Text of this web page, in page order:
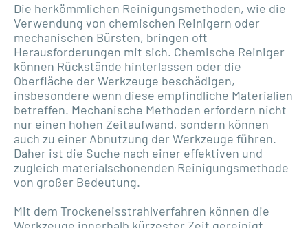
Die herkömmlichen Reinigungsmethoden, wie die
Verwendung von chemischen Reinigern oder
mechanischen Bürsten, bringen oft
Herausforderungen mit sich. Chemische Reiniger
können Rückstände hinterlassen oder die
Oberfläche der Werkzeuge beschädigen,
insbesondere wenn diese empfindliche Materialien
betreffen. Mechanische Methoden erfordern nicht
nur einen hohen Zeitaufwand, sondern können
auch zu einer Abnutzung der Werkzeuge führen.
Daher ist die Suche nach einer effektiven und
zugleich materialschonenden Reinigungsmethode
von großer Bedeutung.
Mit dem Trockeneisstrahlverfahren können die